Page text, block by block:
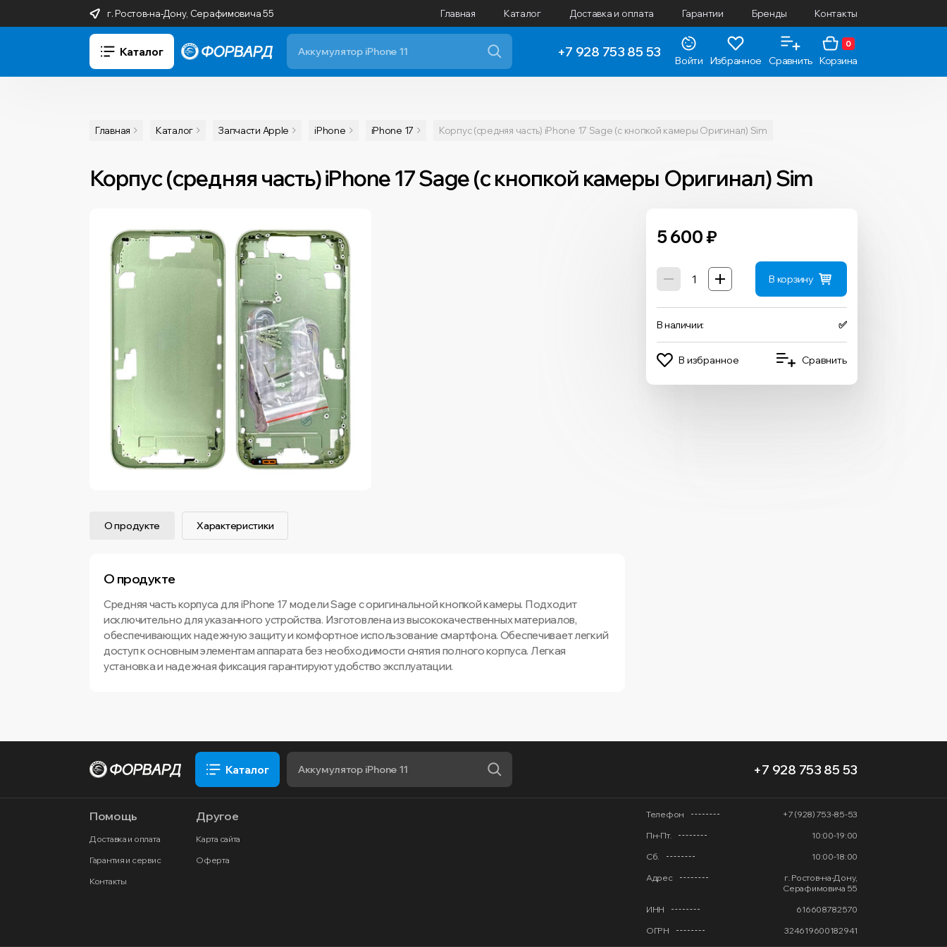
г. Ростов-на-Дону, Серафимовича 55 Главная Каталог Доставка и оплата Гарантии Бренды Контакты
Каталог +7 928 753 85 53
Войти Избранное Сравнить
0
Корзина
Главная Каталог Запчасти Apple iPhone iPhone 17 Корпус (средняя часть) iPhone 17 Sage (с кнопкой камеры Оригинал) Sim
Корпус (средняя часть) iPhone 17 Sage (с кнопкой камеры Оригинал) Sim
5 600₽
В корзину
В наличии: ✅
В избранное Сравнить
О продукте Характеристики
О продукте
Средняя часть корпуса для iPhone 17 модели Sage с оригинальной кнопкой камеры. Подходит
исключительно для указанного устройства. Изготовлена из высококачественных материалов,
обеспечивающих надежную защиту и комфортное использование смартфона. Обеспечивает легкий
доступ к основным элементам аппарата без необходимости снятия полного корпуса. Легкая
установка и надежная фиксация гарантируют удобство эксплуатации.
Каталог +7 928 753 85 53
Помощь
Доставка и оплата
Гарантия и сервис
Контакты
Другое
Карта сайта
Оферта
Телефон
+7 (928) 753-85-53
Пн-Пт.
10:00-19:00
Сб.
10:00-18:00
Адрес
г. Ростов-на-Дону,
Серафимовича 55
ИНН
616608782570
ОГРН
324619600182941